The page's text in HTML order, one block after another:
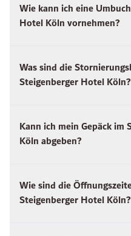
Wie kann ich eine
Hotel Köln vornehmen?
Was sind die
Steigenberger Hotel Köln?
Kann ich mein Gepäck im
Köln abgeben?
Wie sind die
Steigenberger Hotel Köln?